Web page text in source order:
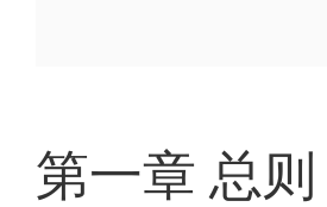
第一章 总则